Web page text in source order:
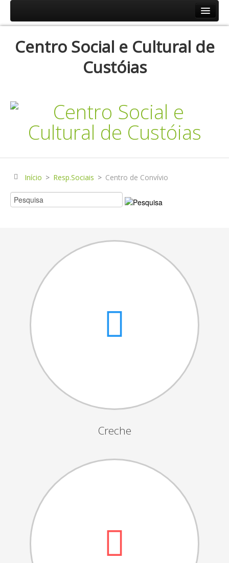
Resp.Sociais
Centro de Convívio
Serviço de Apoio Domiciliário
Agenda
Historial
Publicações
Notícias
Galerias Fotográficas
Cantares das Janeiras
Carnaval
Dia da Amizade
Dia da Mulher
Festejos da Páscoa
Dia da Mãe
Dia Mundial da Criança
Marchas Populares
Dia de S.Martinho
Aniversários da Instituição
Almoço / Lanche de Natal
Atividades Semanais
Centro Social e Cultural de
Custóias
Início > Resp.Sociais > Centro de Convívio
Creche